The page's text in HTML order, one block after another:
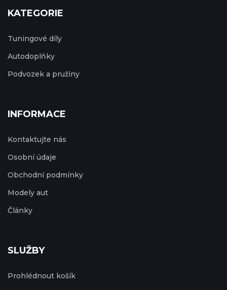
KATEGORIE
Tuningové díly
Autodoplňky
Podvozek a pružiny
INFORMACE
Kontaktujte nás
Osobní údaje
Obchodní podmínky
Modely aut
Články
SLUŽBY
Prohlédnout košík